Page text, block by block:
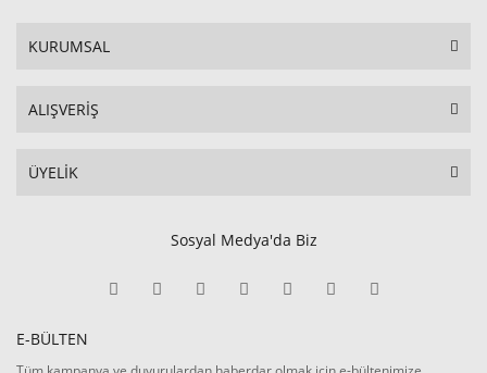
KURUMSAL
ALIŞVERİŞ
ÜYELİK
Sosyal Medya'da Biz
E-BÜLTEN